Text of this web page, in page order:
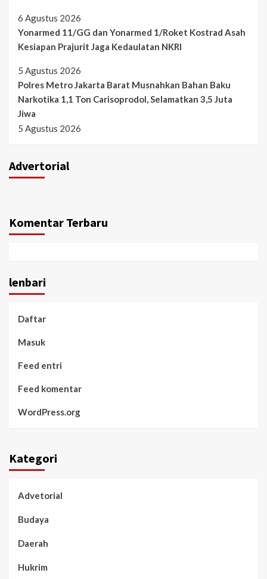
6 Agustus 2026
Yonarmed 11/GG dan Yonarmed 1/Roket Kostrad Asah
Kesiapan Prajurit Jaga Kedaulatan NKRI
5 Agustus 2026
Polres Metro Jakarta Barat Musnahkan Bahan Baku
Narkotika 1,1 Ton Carisoprodol, Selamatkan 3,5 Juta
Jiwa
5 Agustus 2026
Advertorial
Komentar Terbaru
lenbari
Daftar
Masuk
Feed entri
Feed komentar
WordPress.org
Kategori
Advetorial
Budaya
Daerah
Hukrim